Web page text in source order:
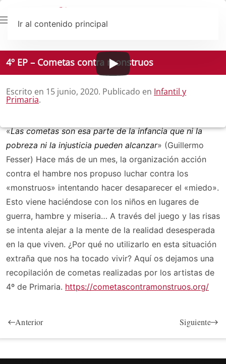
Ir al contenido principal
4º EP – Cometas contra monstruos
Escrito en 15 junio, 2020. Publicado en Infantil y
Primaria.
«Las cometas son esa parte de la infancia que ni la
pobreza ni la injusticia pueden alcanzar» (Guillermo
Fesser) Hace más de un mes, la organización acción
contra el hambre nos propuso luchar contra los
«monstruos» intentando hacer desaparecer el «miedo».
Esto viene haciéndose con los niños en lugares de
guerra, hambre y miseria… A través del juego y las risas
se intenta alejar a la mente de la realidad desesperada
en la que viven. ¿Por qué no utilizarlo en esta situación
extraña que nos ha tocado vivir? Aquí os dejamos una
recopilación de cometas realizadas por los artistas de
4º de Primaria. https://cometascontramonstruos.org/
Anterior Siguiente